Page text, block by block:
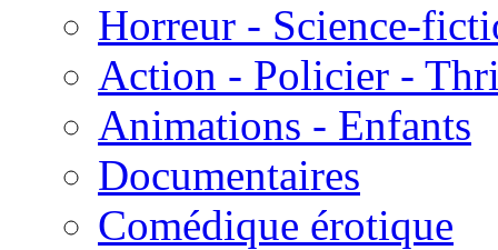
Horreur - Science-
Action - Policier -
Animations - Enfants
Documentaires
Comédique érotique